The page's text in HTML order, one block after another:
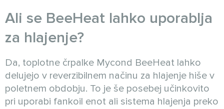
Ali se BeeHeat lahko uporablja
za hlajenje?
Da, toplotne črpalke Mycond BeeHeat lahko
delujejo v reverzibilnem načinu za hlajenje hiše v
poletnem obdobju. To je še posebej učinkovito
pri uporabi fankoil enot ali sistema hlajenja preko